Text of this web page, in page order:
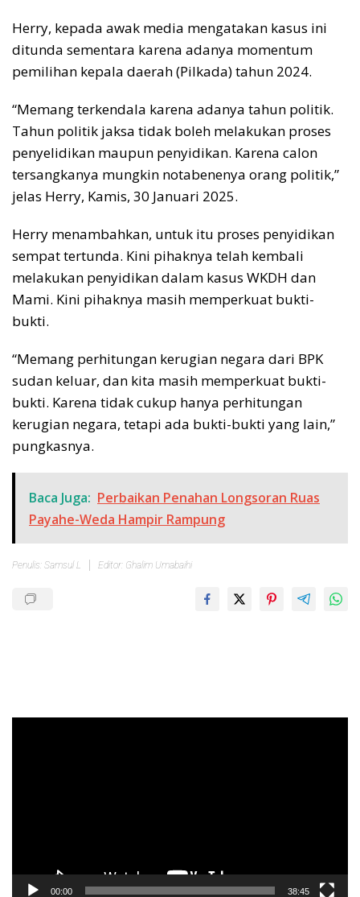
Herry, kepada awak media mengatakan kasus ini
ditunda sementara karena adanya momentum
pemilihan kepala daerah (Pilkada) tahun 2024.
“Memang terkendala karena adanya tahun politik.
Tahun politik jaksa tidak boleh melakukan proses
penyelidikan maupun penyidikan. Karena calon
tersangkanya mungkin notabenenya orang politik,”
jelas Herry, Kamis, 30 Januari 2025.
Herry menambahkan, untuk itu proses penyidikan
sempat tertunda. Kini pihaknya telah kembali
melakukan penyidikan dalam kasus WKDH dan
Mami. Kini pihaknya masih memperkuat bukti-
bukti.
“Memang perhitungan kerugian negara dari BPK
sudan keluar, dan kita masih memperkuat bukti-
bukti. Karena tidak cukup hanya perhitungan
kerugian negara, tetapi ada bukti-bukti yang lain,”
pungkasnya.
Baca Juga: Perbaikan Penahan Longsoran Ruas
Payahe-Weda Hampir Rampung
Penulis: Samsul L Editor: Ghalim Umabaihi
00:00 38:45